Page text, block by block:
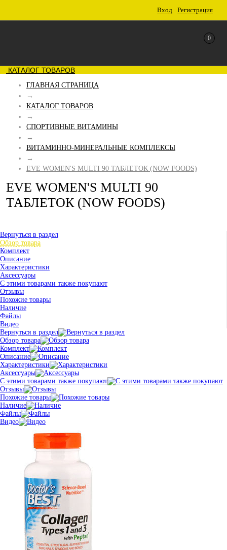
Вход Регистрация
0
КАТАЛОГ ТОВАРОВ
ГЛАВНАЯ СТРАНИЦА
→
КАТАЛОГ ТОВАРОВ
→
СПОРТИВНЫЕ ВИТАМИНЫ
→
ВИТАМИННО-МИНЕРАЛЬНЫЕ КОМПЛЕКСЫ
→
EVE WOMEN'S MULTI 90 ТАБЛЕТОК (NOW FOODS)
EVE WOMEN'S MULTI 90
ТАБЛЕТОК (NOW FOODS)
Вернуться в раздел
Обзор товара
Комплект
Описание
Характеристики
Аксессуары
С этими товарами также покупают
Отзывы
Похожие товары
Наличие
Файлы
Видео
Вернуться в раздел
Обзор товара
Комплект
Описание
Характеристики
Аксессуары
С этими товарами также покупают
Отзывы
Похожие товары
Наличие
Файлы
Видео